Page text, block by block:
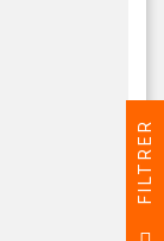
FILTRER